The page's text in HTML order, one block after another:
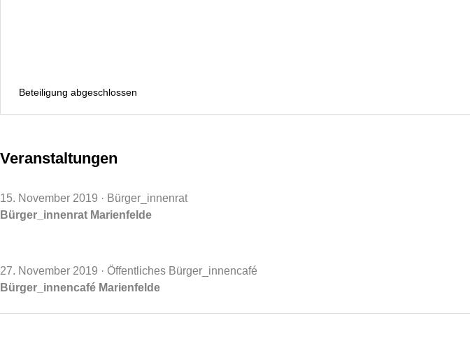
Beteiligung abgeschlossen
Veranstaltungen
15. November 2019 · Bürger_innenrat
Bürger_innenrat Marienfelde
27. November 2019 · Öffentliches Bürger_innencafé
Bürger_innencafé Marienfelde